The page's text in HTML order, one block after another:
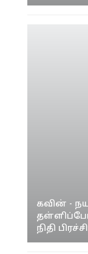
கவின் -
நிதி